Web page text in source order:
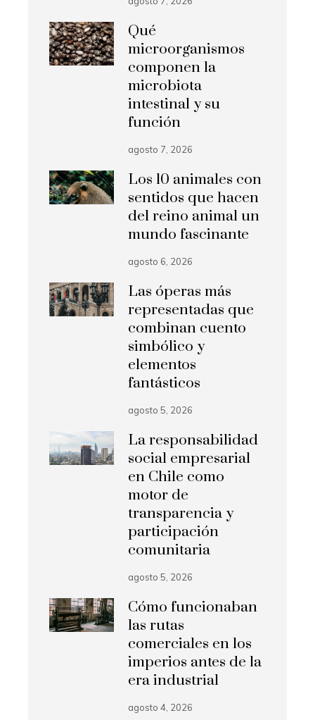
Qué
microorganismos
componen la
microbiota
intestinal y su
función
agosto 7, 2026
Los 10 animales con
sentidos que hacen
del reino animal un
mundo fascinante
agosto 6, 2026
Las óperas más
representadas que
combinan cuento
simbólico y
elementos
fantásticos
agosto 5, 2026
La responsabilidad
social empresarial
en Chile como
motor de
transparencia y
participación
comunitaria
agosto 5, 2026
Cómo funcionaban
las rutas
comerciales en los
imperios antes de la
era industrial
agosto 4, 2026